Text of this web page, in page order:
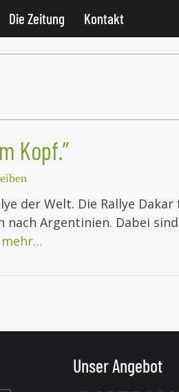
Die Zeitung Kontakt
Kopf.”
der Welt. Die Rallye
nach Argentinien. Dabei
mehr…
Unser Angebot